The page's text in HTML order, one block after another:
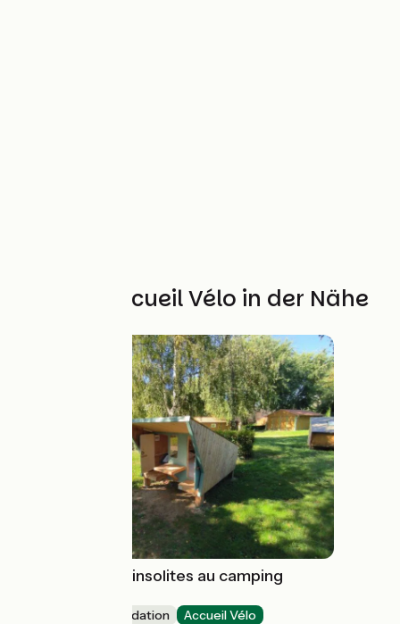
Weitere Accueil Vélo in der Nähe
Hébergements insolites au camping
Unusual accommodation Accueil Vélo